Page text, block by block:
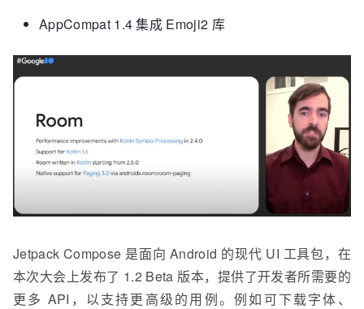
AppCompat 1.4 集成 Emoji2 库
Jetpack Compose 是面向 Android 的现代 UI 工具包，在
本次大会上发布了 1.2 Beta 版本，提供了开发者所需要的
更多 API，以支持更高级的用例。例如可下载字体、